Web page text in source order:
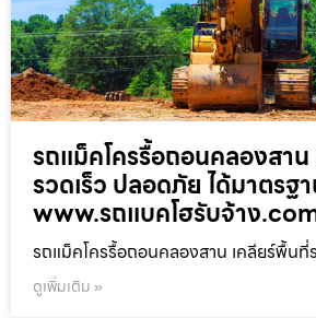
รถแม็คโครรื้อถอนคลองสา
รวดเร็ว ปลอดภัย ได้มาตรฐ
www.รถแบคโฮรับจ้าง
รถแม็คโครรื้อถอนคลองสาน เคลียร์พื้นที่
ดูเพิ่มเติม »